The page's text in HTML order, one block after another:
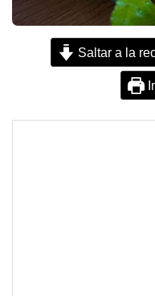
Saltar a la